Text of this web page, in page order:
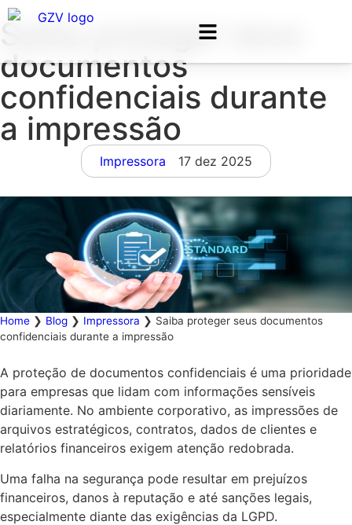
Saiba proteger seus
documentos
confidenciais durante
a impressão
Impressora 17 dez 2025
Home ❯ Blog ❯ Impressora ❯ Saiba proteger seus documentos
confidenciais durante a impressão
A proteção de documentos confidenciais é uma prioridade
para empresas que lidam com informações sensíveis
diariamente. No ambiente corporativo, as impressões de
arquivos estratégicos, contratos, dados de clientes e
relatórios financeiros exigem atenção redobrada.
Uma falha na segurança pode resultar em prejuízos
financeiros, danos à reputação e até sanções legais,
especialmente diante das exigências da LGPD.